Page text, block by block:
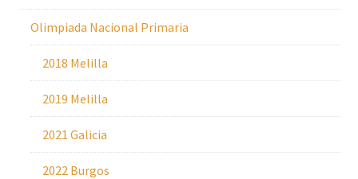
Olimpiada Nacional Primaria
2018 Melilla
2019 Melilla
2021 Galicia
2022 Burgos